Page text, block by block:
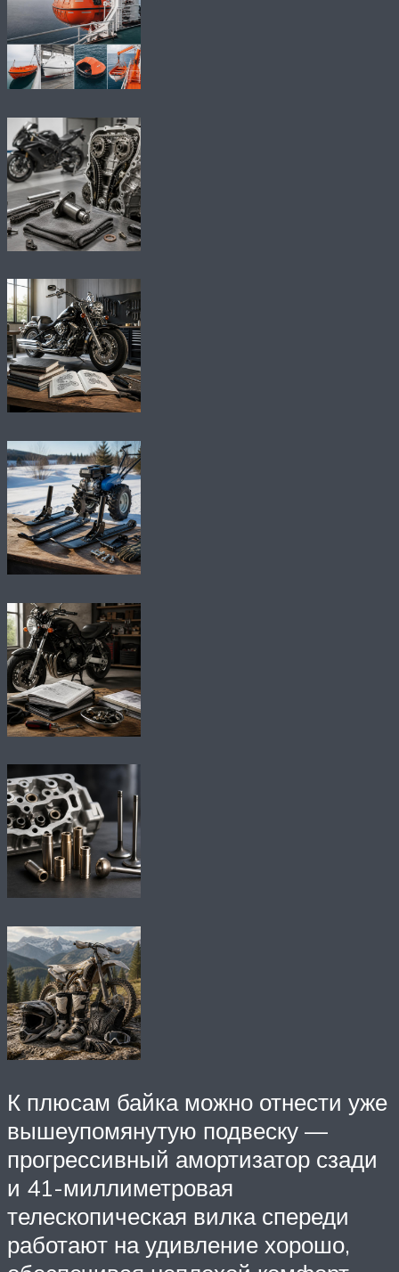
К плюсам байка можно отнести уже
вышеупомянутую подвеску —
прогрессивный амортизатор сзади
и 41-миллиметровая
телескопическая вилка спереди
работают на удивление хорошо,